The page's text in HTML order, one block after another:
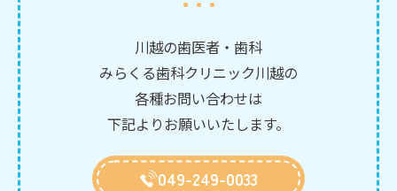
川越の歯医者・歯科
みらくる歯科クリニック川越の
各種お問い合わせは
下記よりお願いいたします。
049-249-0033